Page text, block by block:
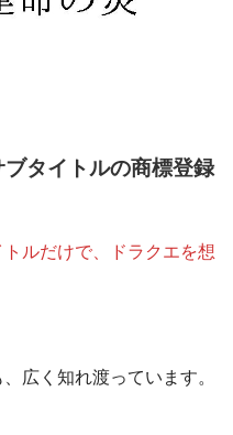
ブタイトルの商標登録
ルだけで、ドラクエを想
広く知れ渡っています。